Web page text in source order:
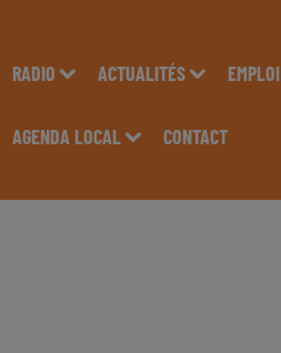
RADIO ACTUALITÉS EMPLOI
AGENDA LOCAL CONTACT